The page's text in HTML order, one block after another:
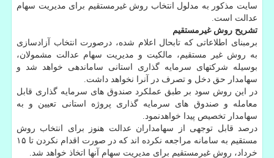
سایت مذکور به مدلول انتخاب روش غیرمستقیم برای مدیریت سهام
عدالت است.
تشریح روش غیرمستقیم
برمبنای اطلاعاتی که تابحال اعلام شده، درصورت انتخاب آزادسازی
به روش غیر مستقیم، مالکیت و مدیریت سهام عدالت مشمولان،
بوسیله شرکتهای سرمایه گذاری استانی ساماندهی خواهد شد و
سهامدار حق دخل و تصرف در آنرا نخواهد داشت.
در این روش سود بر طبق عملکرد صندوق های سرمایه گذاری قابل
معامله و صندوق های سرمایه گذاری پروژه استانی تعیین و به
سهامدار تخصیص پیدا خواهدنمود.
درصد قابل توجهی از سهامداران عدالت هنوز برای انتخاب روش
مستقیم به سامانه مراجعه نکرده اند که در صورت اقدام نکردن تا ۱۵
خرداد، روش غیرمستقیم برای مدیریت سهام آنها اتخاذ خواهد شد.